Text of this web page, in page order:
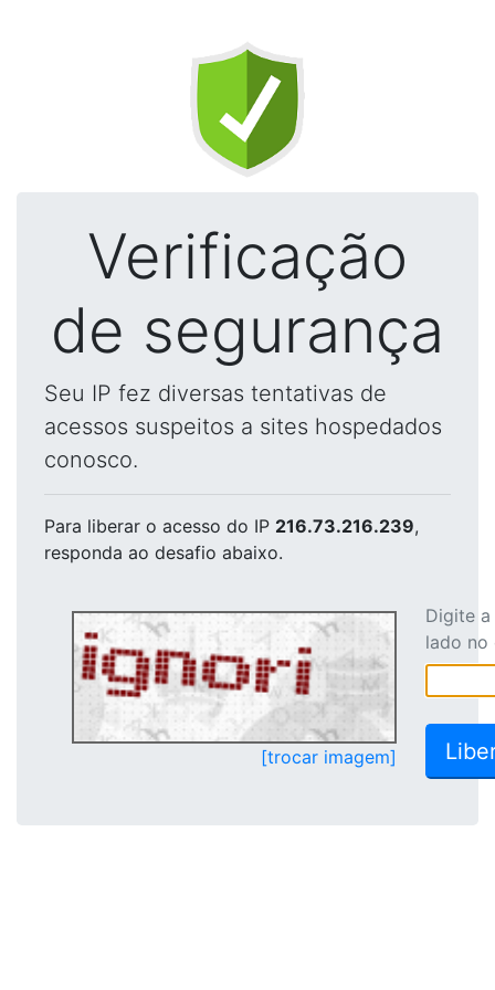
Verificação
de segurança
Seu IP fez diversas tentativas de
acessos suspeitos a sites hospedados
conosco.
Para liberar o acesso do IP 216.73.216.239,
responda ao desafio abaixo.
[trocar imagem]
Digite
lado no